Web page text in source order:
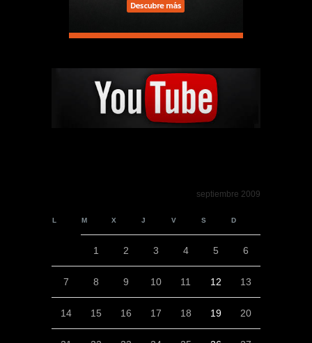
septiembre 2009
L M X J V S D
1 2 3 4 5 6
7 8 9 10 11 12 13
14 15 16 17 18 19 20